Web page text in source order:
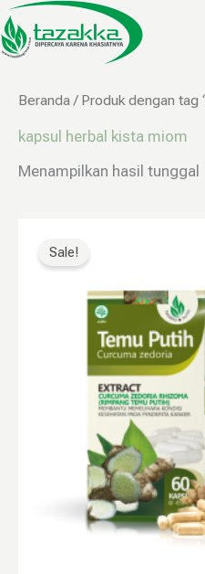
Lewati
ke
konten
Beranda / Produk dengan tag
kapsul herbal kista miom
Menampilkan hasil tunggal
Sale!